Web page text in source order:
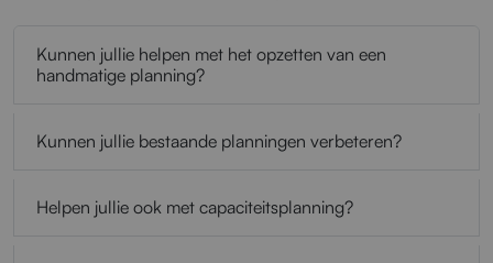
Kunnen jullie helpen met het opzetten van een
handmatige planning?
Kunnen jullie bestaande planningen verbeteren?
Helpen jullie ook met capaciteitsplanning?